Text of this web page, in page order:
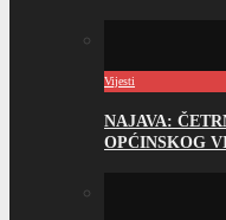
Vijesti
NAJAVA:
OPĆINSKOG